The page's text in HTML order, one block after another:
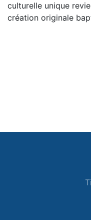
culturelle unique
création originale